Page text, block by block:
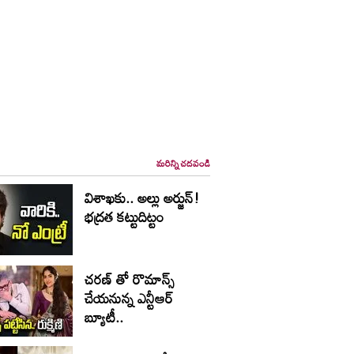
మరిన్ని చదవండి
విశాఖ‌కు.. అల్లు అర్జున్!
భద్రత కట్టుదిట్టం
చరణ్ తో రొమాన్స్
చేయనున్న ఎన్టీఆర్
బ్యూటీ..